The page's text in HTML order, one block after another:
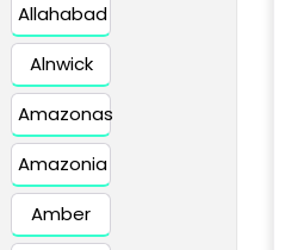
Allahabad
Alnwick
Amazonas
Amazonia
Amber